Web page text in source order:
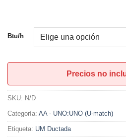
Btu/h
Precios no
SKU: N/D
Categoría: AA - UNO:UNO (U-match)
Etiqueta: UM Ductada